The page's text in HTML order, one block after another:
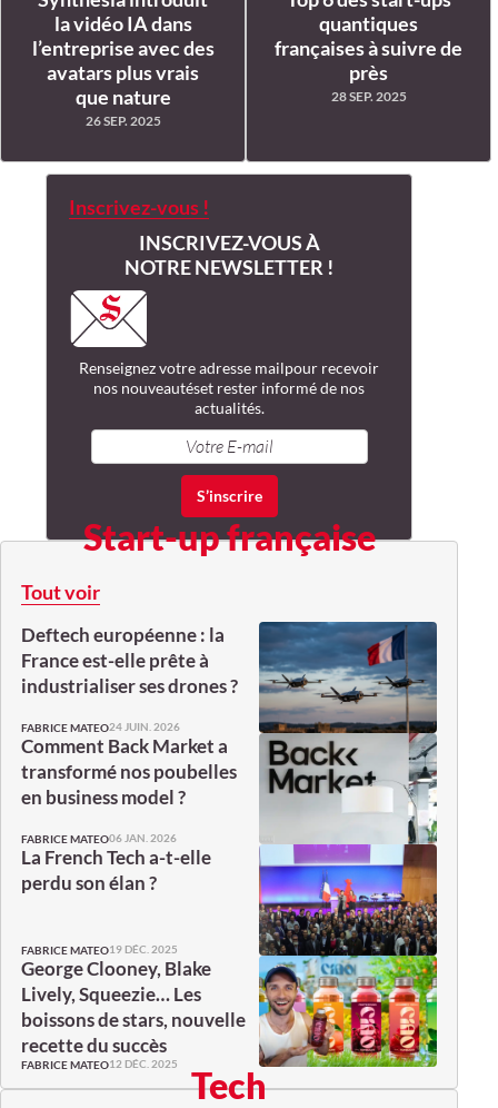
la vidéo IA dans
l’entreprise avec des
avatars plus vrais
que nature
26 SEP. 2025
quantiques
françaises à suivre de
près
28 SEP. 2025
Inscrivez-vous !
INSCRIVEZ-VOUS À
NOTRE NEWSLETTER !
Renseignez votre adresse mailpour recevoir
nos nouveautéset rester informé de nos
actualités.
Start-up française
Tout voir
Deftech européenne : la
France est-elle prête à
industrialiser ses drones ?
FABRICE MATEO24 JUIN. 2026
Comment Back Market a
transformé nos poubelles
en business model ?
FABRICE MATEO06 JAN. 2026
La French Tech a-t-elle
perdu son élan ?
FABRICE MATEO19 DÉC. 2025
George Clooney, Blake
Lively, Squeezie… Les
boissons de stars, nouvelle
recette du succès
FABRICE MATEO12 DÉC. 2025 Tech